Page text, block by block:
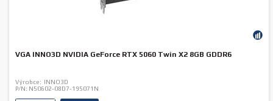
VGA INNO3D NVIDIA GeForce RTX 5060 Twin X2 8GB GDDR6
Výrobce: INNO3D
P/N: N50602-08D7-195071N